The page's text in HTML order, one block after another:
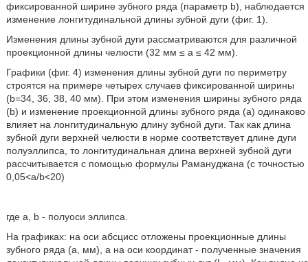
фиксированной ширине зубного ряда (параметр b), наблюдается
изменение лонгитудинальной длины зубной дуги (фиг. 1).
Изменения длины зубной дуги рассматриваются для различной
проекционной длины челюсти (32 мм ≤ а ≤ 42 мм).
Графики (фиг. 4) изменения длины зубной дуги по периметру
строятся на примере четырех случаев фиксированной ширины
(b=34, 36, 38, 40 мм). При этом изменения ширины зубного ряда
(b) и изменение проекционной длины зубного ряда (а) одинаково
влияет на лонгитудинальную длину зубной дуги. Так как длина
зубной дуги верхней челюсти в норме соответствует длине дуги
полуэллипса, то лонгитудинальная длина верхней зубной дуги
рассчитывается с помощью формулы Рамануджана (с точностью
0,05<а/b<20)
где a, b - полуоси эллипса.
На графиках: на оси абсцисс отложены проекционные длины
зубного ряда (а, мм), а на оси координат - полученные значения